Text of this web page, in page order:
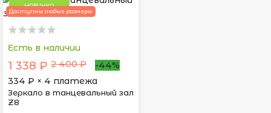
НОВИНКА
Доступны любые размеры
Есть в наличии
1 338 ₽ 2 400 ₽
-44%
334 ₽ × 4 платежа
Зеркало в танцевальный зал
Z8